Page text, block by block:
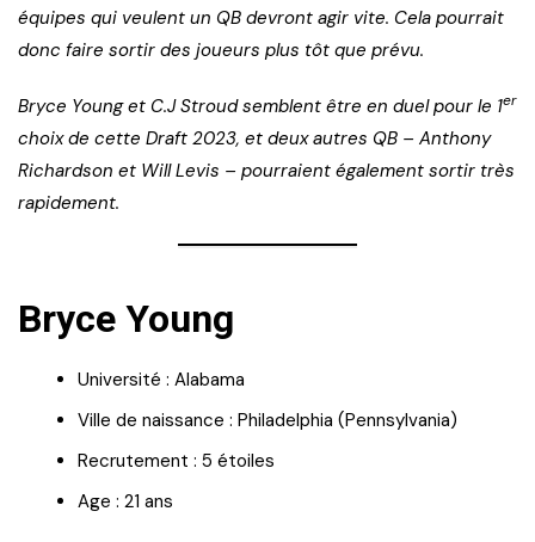
équipes qui veulent un QB devront agir vite. Cela pourrait
donc faire sortir des joueurs plus tôt que prévu.
Bryce Young et C.J Stroud semblent être en duel pour le 1er
choix de cette Draft 2023, et deux autres QB – Anthony
Richardson et Will Levis – pourraient également sortir très
rapidement.
Bryce Young
Université : Alabama
Ville de naissance : Philadelphia (Pennsylvania)
Recrutement : 5 étoiles
Age : 21 ans